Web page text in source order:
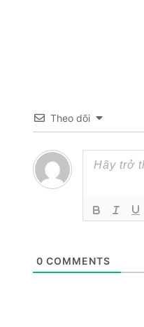
Theo dõi
0 COMMENTS